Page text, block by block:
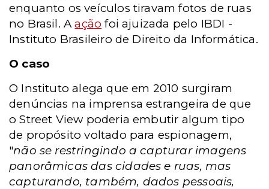
enquanto os veículos tiravam fotos de ruas
no Brasil. Aação foi ajuizada pelo IBDI -
Instituto Brasileiro de Direito da Informática.
O caso
O Instituto alega que em 2010 surgiram
denúncias na imprensa estrangeira de que
o Street View poderia embutir algum tipo
de propósito voltado para espionagem,
"não se restringindo a capturar imagens
panorâmicas das cidades e ruas, mas
capturando, também, dados pessoais,